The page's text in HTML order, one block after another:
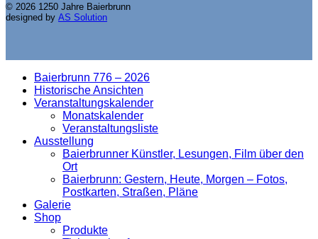
© 2026 1250 Jahre Baierbrunn
designed by AS Solution
Baierbrunn 776 – 2026
Historische Ansichten
Veranstaltungskalender
Monatskalender
Veranstaltungsliste
Ausstellung
Baierbrunner Künstler, Lesungen, Film über den
Ort
Baierbrunn: Gestern, Heute, Morgen – Fotos,
Postkarten, Straßen, Pläne
Galerie
Shop
Produkte